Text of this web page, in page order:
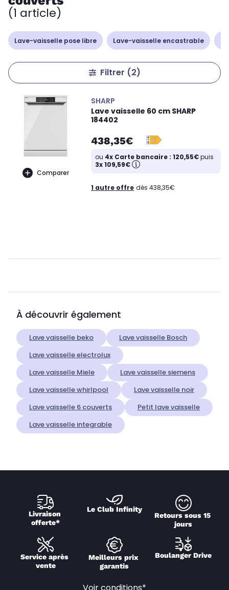
(1 article)
Lave-vaisselle pose libre Lave-vaisselle encastrable
Filtrer (2)
Comparer
SHARP
Lave vaisselle 60 cm SHARP
184402
438,35€
ou 4x Carte bancaire : 120,55€puis
3x 109,59€
1 autre offre dès 438,35€
À découvrir également
Lave vaisselle beko
Lave vaisselle Bosch
Lave vaisselle electrolux
Lave vaisselle Miele
Lave vaisselle siemens
Lave vaisselle whirlpool
Lave vaisselle noir
Lave vaisselle 6 couverts
Petit lave vaisselle
Lave vaisselle integrable
Livraison
offerte*
Le Club Infinity
Retours sous 15
jours
Service après
vente
Meilleurs prix
garantis
Boulanger Drive
Voir conditions*